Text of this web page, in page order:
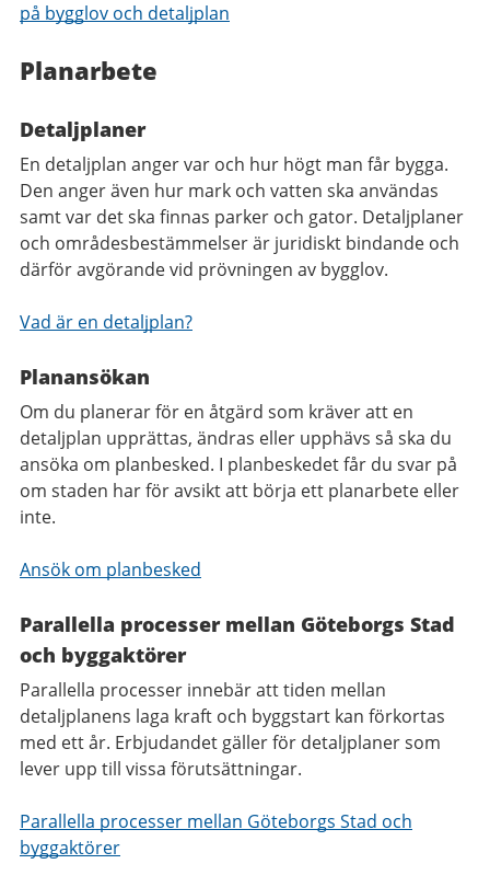
på bygglov och detaljplan
Planarbete
Detaljplaner
En detaljplan anger var och hur högt man får bygga.
Den anger även hur mark och vatten ska användas
samt var det ska finnas parker och gator. Detaljplaner
och områdesbestämmelser är juridiskt bindande och
därför avgörande vid prövningen av bygglov.
Vad är en detaljplan?
Planansökan
Om du planerar för en åtgärd som kräver att en
detaljplan upprättas, ändras eller upphävs så ska du
ansöka om planbesked. I planbeskedet får du svar på
om staden har för avsikt att börja ett planarbete eller
inte.
Ansök om planbesked
Parallella processer mellan Göteborgs Stad
och byggaktörer
Parallella processer innebär att tiden mellan
detaljplanens laga kraft och byggstart kan förkortas
med ett år. Erbjudandet gäller för detaljplaner som
lever upp till vissa förutsättningar.
Parallella processer mellan Göteborgs Stad och
byggaktörer